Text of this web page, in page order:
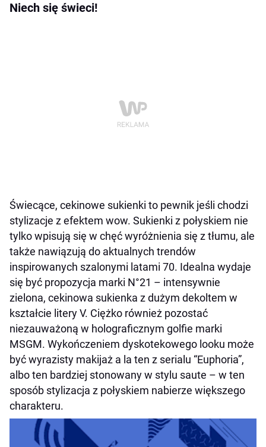
Niech się świeci!
Świecące, cekinowe sukienki to pewnik jeśli chodzi
stylizacje z efektem wow. Sukienki z połyskiem nie
tylko wpisują się w chęć wyróżnienia się z tłumu, ale
także nawiązują do aktualnych trendów
inspirowanych szalonymi latami 70. Idealna wydaje
się być propozycja marki N°21 – intensywnie
zielona, cekinowa sukienka z dużym dekoltem w
kształcie litery V. Ciężko również pozostać
niezauważoną w holograficznym golfie marki
MSGM. Wykończeniem dyskotekowego looku może
być wyrazisty makijaż a la ten z serialu “Euphoria”,
albo ten bardziej stonowany w stylu saute – w ten
sposób stylizacja z połyskiem nabierze większego
charakteru.